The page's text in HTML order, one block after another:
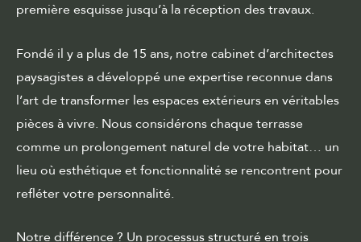
première esquisse jusqu’à la réception des travaux.
Fondé il y a plus de 15 ans, notre cabinet d’architectes
paysagistes a développé une expertise reconnue dans
l’art de transformer les espaces extérieurs en véritables
pièces à vivre. Nous considérons chaque terrasse
comme un prolongement naturel de votre habitat… un
lieu où esthétique et fonctionnalité se rencontrent pour
refléter votre personnalité.
Notre différence ? Un processus structuré en trois